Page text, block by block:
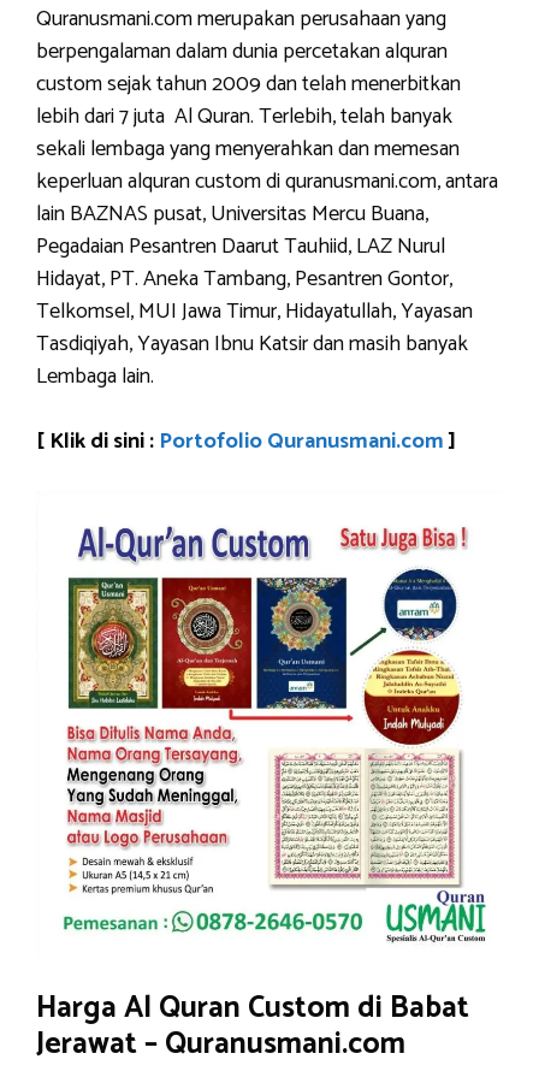
Quranusmani.com merupakan perusahaan yang
berpengalaman dalam dunia percetakan alquran
custom sejak tahun 2009 dan telah menerbitkan
lebih dari 7 juta Al Quran. Terlebih, telah banyak
sekali lembaga yang menyerahkan dan memesan
keperluan alquran custom di quranusmani.com, antara
lain BAZNAS pusat, Universitas Mercu Buana,
Pegadaian Pesantren Daarut Tauhiid, LAZ Nurul
Hidayat, PT. Aneka Tambang, Pesantren Gontor,
Telkomsel, MUI Jawa Timur, Hidayatullah, Yayasan
Tasdiqiyah, Yayasan Ibnu Katsir dan masih banyak
Lembaga lain.
[ Klik di sini : Portofolio Quranusmani.com]
Harga Al Quran Custom di Babat
Jerawat – Quranusmani.com